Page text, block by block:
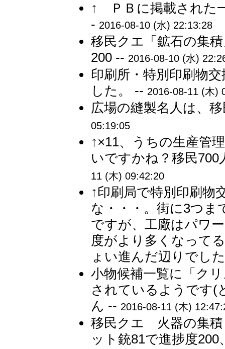
↑ ＰＢに掲載された
- 2016-08-10 (水) 22:13:28
移民クエ「鉱石の集
200 -- 2016-08-10 (水)
印刷所・特別印刷物
した。 -- 2016-08-11 (木)
広場の縫製名人は、
05:19:05
↑×11、うちの生産管
いですかね？移民
11 (木) 09:42:20
↑印刷局で特別印刷物
な・・・。街に3つま
ですが、工廠はパワ
度がより多くなって
ょい進んだ辺りでし
小物候補一覧に「ク
されているようです
ん -- 2016-08-11 (木)
移民クエ 火器の集
ット銃81で進捗度